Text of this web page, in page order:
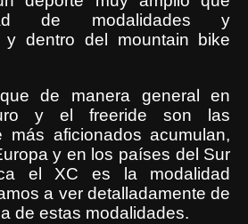
de modalidades y
y dentro del mountain bike
de manera general en
y el freeride son las
más aficionados acumulan,
y en los países del Sur
el XC es la modalidad
a ver detalladamente de
de estas modalidades.